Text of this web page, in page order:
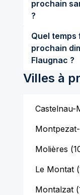
prochain samedi 15 aout à Flaugnac
?
Quel
prochain dimanche 9 aout à
Flaugnac ?
Villes à
Castelnau-
Molières (
Le Montat(
Montalzat(